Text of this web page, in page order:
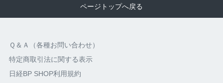
ページトップへ戻る
Ｑ＆Ａ（各種お問い合わせ）
特定商取引法に関する表示
日経BP SHOP利用規約